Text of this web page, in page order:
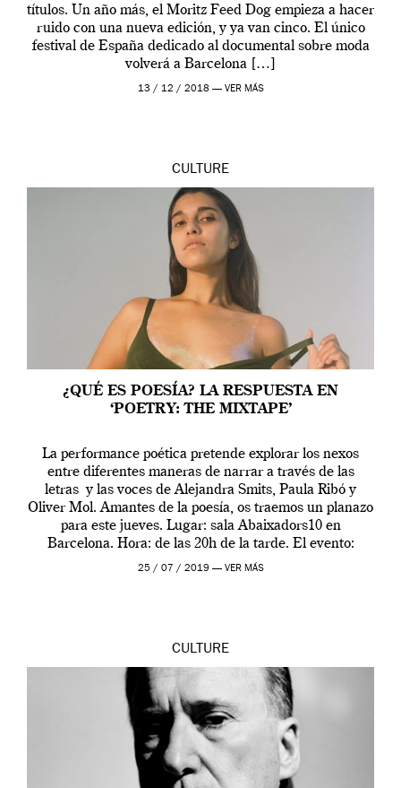
títulos. Un año más, el Moritz Feed Dog empieza a hacer
ruido con una nueva edición, y ya van cinco. El único
festival de España dedicado al documental sobre moda
volverá a Barcelona […]
13 / 12 / 2018 — VER MÁS
CULTURE
¿QUÉ ES POESÍA? LA RESPUESTA EN
‘POETRY: THE MIXTAPE’
La performance poética pretende explorar los nexos
entre diferentes maneras de narrar a través de las
letras y las voces de Alejandra Smits, Paula Ribó y
Oliver Mol. Amantes de la poesía, os traemos un planazo
para este jueves. Lugar: sala Abaixadors10 en
Barcelona. Hora: de las 20h de la tarde. El evento:
Poetry:The Mixtape […]
25 / 07 / 2019 — VER MÁS
CULTURE